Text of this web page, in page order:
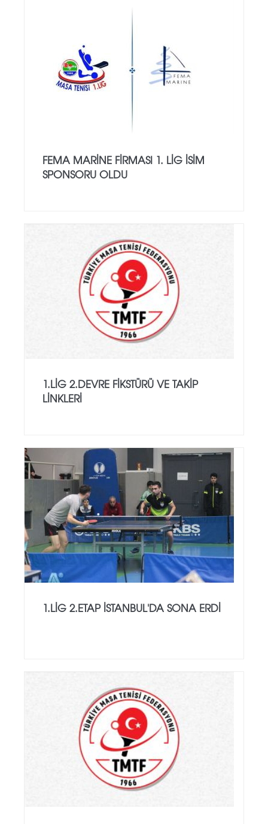
FEMA MARINE FIRMASI 1. LIG ISIM
SPONSORU OLDU
1.LİG 2.DEVRE FİKSTÜRÜ VE TAKİP
LİNKLERİ
1.LİG 2.ETAP İSTANBUL'DA SONA ERDİ